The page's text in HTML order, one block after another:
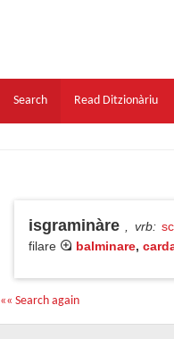
Search Read Ditzionàriu
isgraminàre , vrb:
filare
balminare,
«« Search again